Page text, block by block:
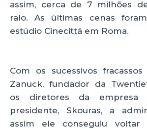
assim, cerca de 7 milhões
ralo. As últimas cenas
estúdio Cinecittá em Roma.
Com os sucessivos
Zanuck, fundador da
os diretores da
presidente, Skouras, a
assim ele conseguiu voltar